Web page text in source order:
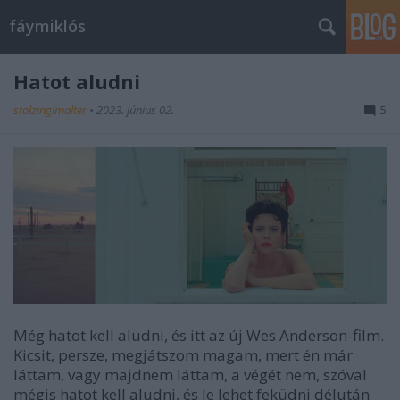
fáymiklós
Hatot aludni
stolzingimalter • 2023. június 02. 5
Még hatot kell aludni, és itt az új Wes Anderson-film.
Kicsit, persze, megjátszom magam, mert én már
láttam, vagy majdnem láttam, a végét nem, szóval
mégis hatot kell aludni, és le lehet feküdni délután